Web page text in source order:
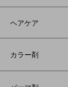
ヘアケア
カラー剤